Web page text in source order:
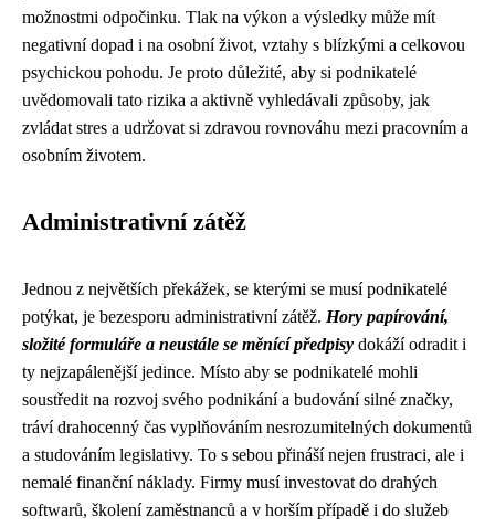
možnostmi odpočinku. Tlak na výkon a výsledky může mít
negativní dopad i na osobní život, vztahy s blízkými a celkovou
psychickou pohodu. Je proto důležité, aby si podnikatelé
uvědomovali tato rizika a aktivně vyhledávali způsoby, jak
zvládat stres a udržovat si zdravou rovnováhu mezi pracovním a
osobním životem.
Administrativní zátěž
Jednou z největších překážek, se kterými se musí podnikatelé
potýkat, je bezesporu administrativní zátěž. Hory papírování,
složité formuláře a neustále se měnící předpisy dokáží odradit i
ty nejzapálenější jedince. Místo aby se podnikatelé mohli
soustředit na rozvoj svého podnikání a budování silné značky,
tráví drahocenný čas vyplňováním nesrozumitelných dokumentů
a studováním legislativy. To s sebou přináší nejen frustraci, ale i
nemalé finanční náklady. Firmy musí investovat do drahých
softwarů, školení zaměstnanců a v horším případě i do služeb